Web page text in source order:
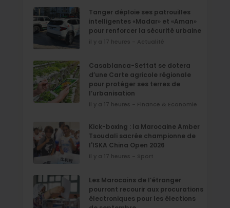
Tanger déploie ses patrouilles
intelligentes «Madar» et «Aman»
pour renforcer la sécurité urbaine
il y a 17 heures - Actualité
Casablanca-Settat se dotera
d’une Carte agricole régionale
pour protéger ses terres de
l’urbanisation
il y a 17 heures - Finance & Economie
Kick-boxing : la Marocaine Amber
Tsoudali sacrée championne de
l'ISKA China Open 2026
il y a 17 heures - Sport
Les Marocains de l’étranger
pourront recourir aux procurations
électroniques pour les élections